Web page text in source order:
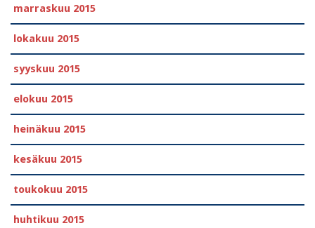
marraskuu 2015
lokakuu 2015
syyskuu 2015
elokuu 2015
heinäkuu 2015
kesäkuu 2015
toukokuu 2015
huhtikuu 2015